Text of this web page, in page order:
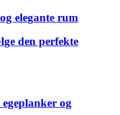
elegante rum
den perfekte
og